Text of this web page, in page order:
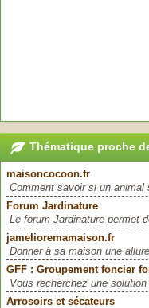
Thématique proche
maisoncocoon.fr
Comment savoir si un animal
Forum Jardinature
Le forum Jardinature permet
jamelioremamaison.fr
Donner à sa maison une
GFF : Groupement foncier
Vous recherchez une
Arrosoirs et sécateurs